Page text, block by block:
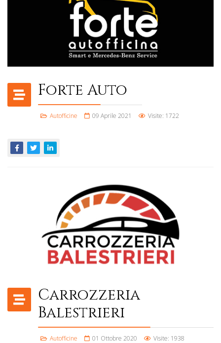
Forte Auto
Autofficine 09 Aprile 2021 Visite: 1722
Carrozzeria
Balestrieri
Autofficine 01 Ottobre 2020 Visite: 1938